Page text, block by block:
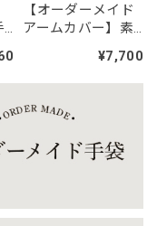
「糸と職人が作った、12匹のどうぶつたち。 人気の刺繍ワッペン ／シール・アイロン2WAY」
りがとうございま
【オーダーメイド
アームカバー】素
べる自分好みのア
ームカバー・ハン
¥7,700